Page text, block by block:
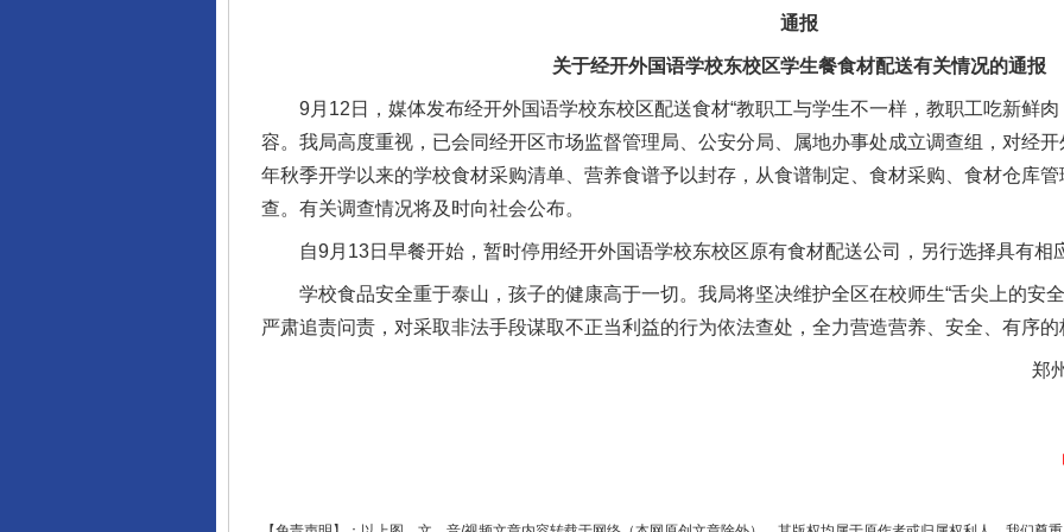
通报
关于经开外国语学校东校区学生餐食材配送有关情况的通报
9月12日，媒体发布经开外国语学校东校区配送食材“教职工与学生不一样，教职工吃新鲜肉
容。我局高度重视，已会同经开区市场监督管理局、公安分局、属地办事处成立调查组，对经
年秋季开学以来的学校食材采购清单、营养食谱予以封存，从食谱制定、食材采购、食材仓库
查。有关调查情况将及时向社会公布。
自9月13日早餐开始，暂时停用经开外国语学校东校区原有食材配送公司，另行选择具有相
学校食品安全重于泰山，孩子的健康高于一切。我局将坚决维护全区在校师生“舌尖上的安
严肃追责问责，对采取非法手段谋取不正当利益的行为依法查处，全力营造营养、安全、有序
郑